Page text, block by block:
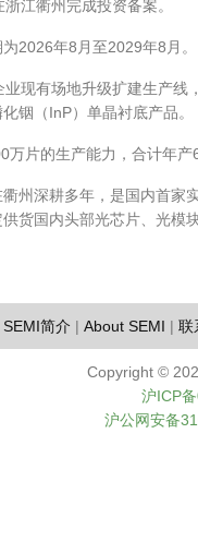
江衢州完成投资备案。
2026年8月至2029年8月。
现有场地升级扩建生产
铟（InP）单晶衬底产品。
片的生产能力，合计年产
州深耕多年，是国内首家
货国内头部光芯片、光模块
SEMI简介 | About SEMI | 联
Copyright ©
沪ICP
沪公网安备